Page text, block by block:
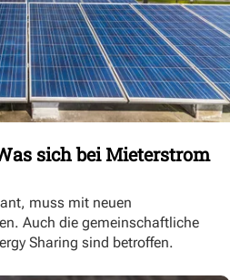
sich bei Mieterstrom
muss mit neuen
Auch die gemeinschaftliche
Sharing sind betroffen.